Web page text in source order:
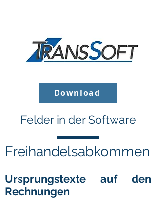
Download
Felder in der Software
Freihandelsabkommen
Ursprungstexte auf den
Rechnungen